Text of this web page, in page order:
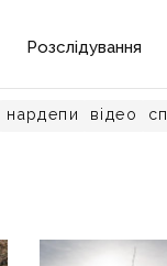
Розслідування
нардепи відео